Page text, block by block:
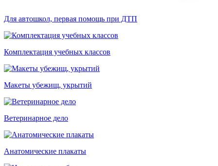
Для автошкол, первая помощь при ДТП
Комплектация учебных классов
Макеты убежищ, укрытий
Ветеринарное дело
Анатомические плакаты